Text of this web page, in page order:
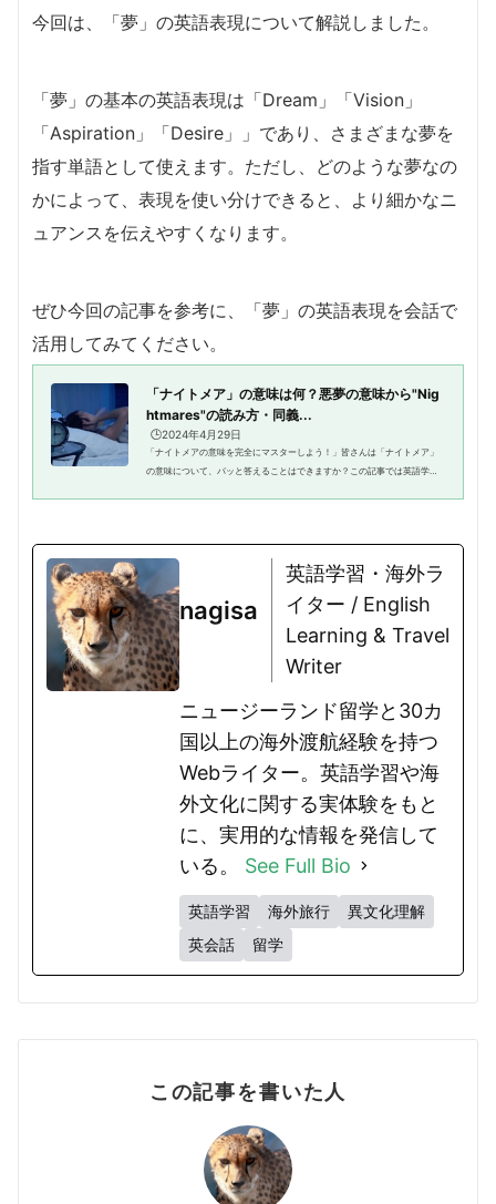
今回は、「夢」の英語表現について解説しました。
「夢」の基本の英語表現は「Dream」「Vision」
「Aspiration」「Desire」」であり、さまざまな夢を
指す単語として使えます。ただし、どのような夢なの
かによって、表現を使い分けできると、より細かなニ
ュアンスを伝えやすくなります。
ぜひ今回の記事を参考に、「夢」の英語表現を会話で
活用してみてください。
「ナイトメア」の意味は何？悪夢の意味から"Nig
htmares"の読み方・同義...
🕒️2024年4月29日
「ナイトメアの意味を完全にマスターしよう！」皆さんは「ナイトメア」
の意味について、パッと答えることはできますか？この記事では英語学習
nagisa
英語学習・海外ラ
イター / English
Learning & Travel
Writer
ニュージーランド留学と30カ
国以上の海外渡航経験を持つ
Webライター。英語学習や海
外文化に関する実体験をもと
に、実用的な情報を発信して
いる。 See Full Bio
英語学習 海外旅行
異文化理解
英会話
留学
この記事を書いた人